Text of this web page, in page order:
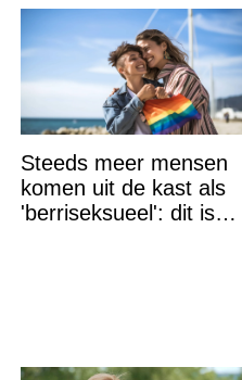
Steeds meer mensen
komen uit de kast als
'berriseksueel': dit is